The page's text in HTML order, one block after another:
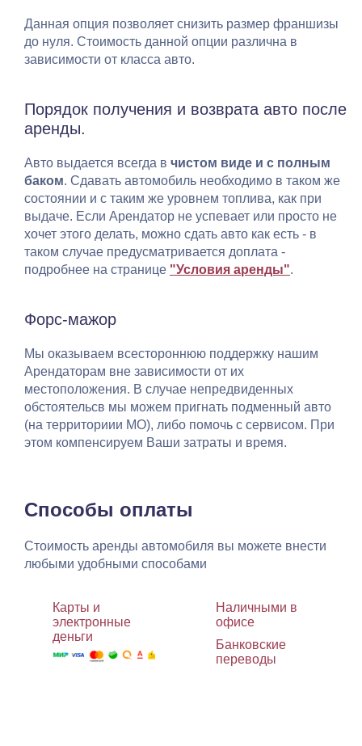
Данная опция позволяет снизить размер франшизы
до нуля. Стоимость данной опции различна в
зависимости от класса авто.
Порядок получения и возврата авто после
аренды.
Авто выдается всегда в чистом виде и с полным
баком. Сдавать автомобиль необходимо в таком же
состоянии и с таким же уровнем топлива, как при
выдаче. Если Арендатор не успевает или просто не
хочет этого делать, можно сдать авто как есть - в
таком случае предусматривается доплата -
подробнее на странице "Условия аренды".
Форс-мажор
Мы оказываем всестороннюю поддержку нашим
Арендаторам вне зависимости от их
местоположения. В случае непредвиденных
обстоятельсв мы можем пригнать подменный авто
(на территориии МО), либо помочь с сервисом. При
этом компенсируем Ваши затраты и время.
Способы оплаты
Стоимость аренды автомобиля вы можете внести
любыми удобными способами
Карты и
электронные
деньги
Наличными в
офисе
Банковские
переводы